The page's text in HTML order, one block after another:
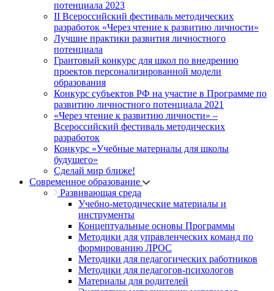
потенциала 2023
II Всероссийский фестиваль методических
разработок «Через чтение к развитию личности»
Лучшие практики развития личностного
потенциала
Грантовый конкурс для школ по внедрению
проектов персонализированной модели
образования
Конкурс субъектов РФ на участие в Программе по
развитию личностного потенциала 2021
«Через чтение к развитию личности» –
Всероссийский фестиваль методических
разработок
Конкурс «Учебные материалы для школы
будущего»
Сделай мир ближе!
Современное образование
Развивающая среда
Учебно-методические материалы и
инструменты
Концептуальные основы Программы
Методики для управленческих команд по
формированию ЛРОС
Методики для педагогических работников
Методики для педагогов-психологов
Материалы для родителей